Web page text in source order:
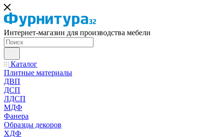
Интернет-магазин для производства мебели
Каталог
Плитные материалы
ДВП
ДСП
ЛДСП
МДФ
Фанера
Образцы декоров
ХДФ